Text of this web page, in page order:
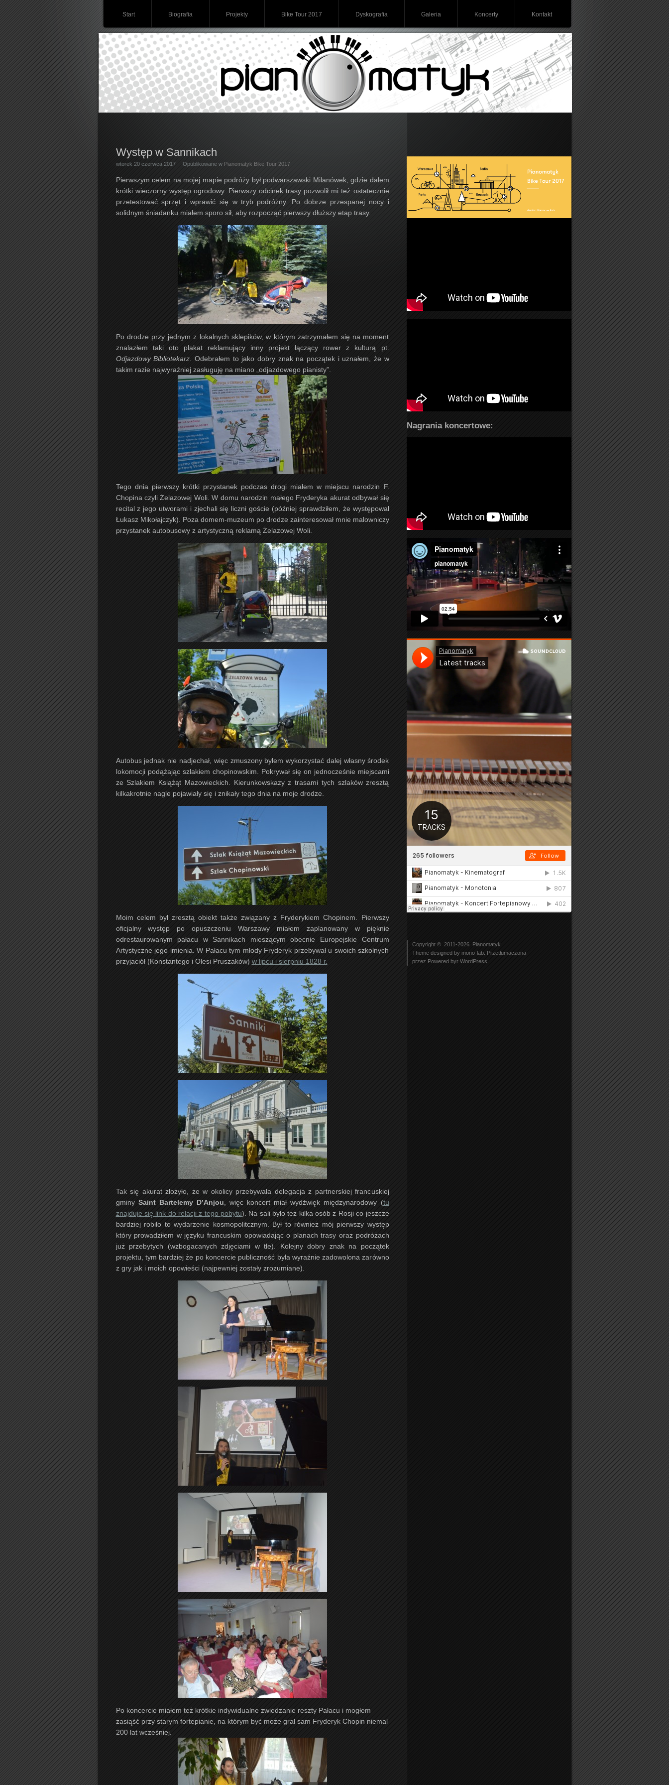
Start Biografia Projekty Bike Tour 2017 Dyskografia Galeria Koncerty Kontakt
Występ w Sannikach
wtorek 20 czerwca 2017 Opublikowane w Pianomatyk Bike Tour 2017
Pierwszym celem na mojej mapie podróży był podwarszawski Milanówek, gdzie dałem
krótki wieczorny występ ogrodowy. Pierwszy odcinek trasy pozwolił mi też ostatecznie
przetestować sprzęt i wprawić się w tryb podróżny. Po dobrze przespanej nocy i
solidnym śniadanku miałem sporo sił, aby rozpocząć pierwszy dłuższy etap trasy.
Po drodze przy jednym z lokalnych sklepików, w którym zatrzymałem się na moment
znalazłem taki oto plakat reklamujący inny projekt łączący rower z kulturą pt.
Odjazdowy Bibliotekarz . Odebrałem to jako dobry znak na początek i uznałem, że w
takim razie najwyraźniej zasługuję na miano „odjazdowego pianisty”.
Tego dnia pierwszy krótki przystanek podczas drogi miałem w miejscu narodzin F.
Chopina czyli Żelazowej Woli. W domu narodzin małego Fryderyka akurat odbywał się
recital z jego utworami i zjechali się liczni goście (później sprawdziłem, że występował
Łukasz Mikołajczyk). Poza domem-muzeum po drodze zainteresował mnie malowniczy
przystanek autobusowy z artystyczną reklamą Żelazowej Woli.
Autobus jednak nie nadjechał, więc zmuszony byłem wykorzystać dalej własny środek
lokomocji podążając szlakiem chopinowskim. Pokrywał się on jednocześnie miejscami
ze Szlakiem Książąt Mazowieckich. Kierunkowskazy z trasami tych szlaków zresztą
kilkakrotnie nagle pojawiały się i znikały tego dnia na moje drodze.
Moim celem był zresztą obiekt także związany z Fryderykiem Chopinem. Pierwszy
oficjalny występ po opuszczeniu Warszawy miałem zaplanowany w pięknie
odrestaurowanym pałacu w Sannikach mieszącym obecnie Europejskie Centrum
Artystyczne jego imienia. W Pałacu tym młody Fryderyk przebywał u swoich szkolnych
przyjaciół (Konstantego i Olesi Pruszaków) w lipcu i sierpniu 1828 r.
Tak się akurat złożyło, że w okolicy przebywała delegacja z partnerskiej francuskiej
gminy Saint Bartelemy D’Anjou , więc koncert miał wydźwięk międzynarodowy (tu
znajduje się link do relacji z tego pobytu). Na sali było też kilka osób z Rosji co jeszcze
bardziej robiło to wydarzenie kosmopolitcznym. Był to również mój pierwszy występ
który prowadziłem w języku francuskim opowiadając o planach trasy oraz podróżach
już przebytych (wzbogacanych zdjęciami w tle). Kolejny dobry znak na początek
projektu, tym bardziej że po koncercie publiczność była wyraźnie zadowolona zarówno
z gry jak i moich opowieści (najpewniej zostały zrozumiane).
Po koncercie miałem też krótkie indywidualne zwiedzanie reszty Pałacu i mogłem
zasiąść przy starym fortepianie, na którym być może grał sam Fryderyk Chopin niemal
200 lat wcześniej.
Nagrania koncertowe:
Copyright © 2011-2026 Pianomatyk
Theme designed by mono-lab. Przetłumaczona
przez Powered byr WordPress